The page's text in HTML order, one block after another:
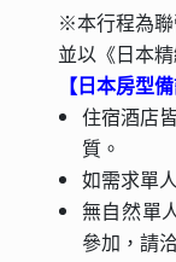
※本行程為聯
並以《日本
【日本房型備
住宿酒店
質。
如需求單
無自然單
參加，請